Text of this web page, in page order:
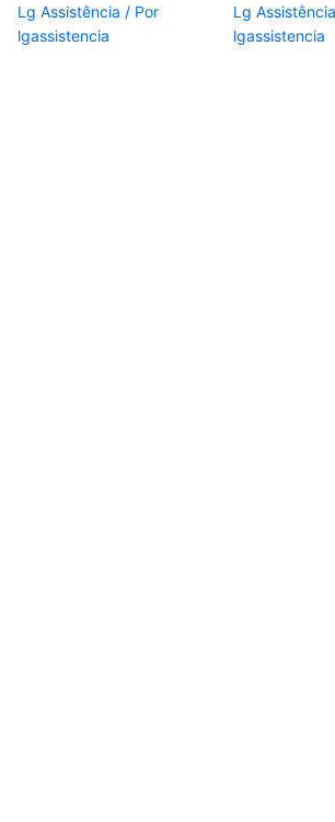
Lg Assistência / Por
lgassistencia
Lg Assistência
lgassistencia